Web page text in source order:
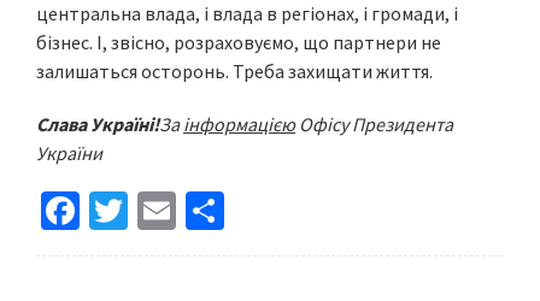
центральна влада, і влада в регіонах, і громади, і
бізнес. І, звісно, розраховуємо, що партнери не
залишаться осторонь. Треба захищати життя.
Слава Україні!ЗаінформацієюОфісу Президента
України
Fa
ce
T
wi
E
m h